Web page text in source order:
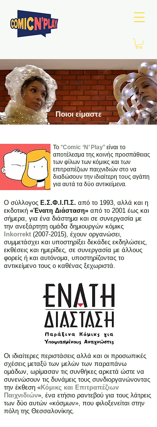
Ποιοι είμαστε
Το “Comic ‘N’ Play” είναι το
αποτέλεσμα της κοινής προσπάθειας
των φίλων των κόμικς και των
επιτραπέζιων παιχνιδιών στο να
διαδώσουν την ιδιαίτερη τους αγάπη
για αυτά τα δύο αντικείμενα.
Ο σύλλογος Ε.Σ.Φ.Ι.Π.Σ. από το 1993, αλλά και η
εκδοτική «Ένατη Διάσταση» από το 2001 έως και
σήμερα, για ένα διάστημα και σε συνεργασία με
την ανεξάρτητη ομάδα δημιουργών κόμικς
Inkorrekt (2007-2015) , έχουν οργανώσει,
συμμετάσχει και υποστηρίξει δεκάδες εκδηλώσεις,
εκθέσεις και ημερίδες, σε συνεργασία με άλλους
φορείς ή και αυτόνομα, υποστηρίζοντας το
αντικείμενο τους ο καθένας ξεχωριστά.
Οι ιδιαίτερες περιστάσεις αλλά και οι προσωπικές
σχέσεις μεταξύ των μελών των παραπάνω
ομάδων, ωρίμασαν τις συνθήκες αρκετά ώστε να
συνενώσουν τις δυνάμεις τους συνδιοργανώνοντας
την έκθεση «Κόμικς και Επιτραπέζιων
Παιχνιδιών», ένα ετήσιο ραντεβού για τους λάτρεις
των δύο αυτών «κόσμων», που φιλοξενείται στην
πόλη της Θεσσαλονίκης.